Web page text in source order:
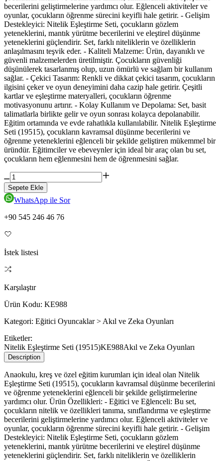
becerilerini geliştirmelerine yardımcı olur. Eğlenceli aktiviteler ve
oyunlar, çocukların öğrenme sürecini keyifli hale getirir. - Gelişim
Destekleyici: Nitelik Eşleştirme Seti, çocukların gözlem
yeteneklerini, mantık yürütme becerilerini ve eleştirel düşünme
yeteneklerini güçlendirir. Set, farklı niteliklerin ve özelliklerin
anlaşılmasını teşvik eder. - Kaliteli Malzeme: Ürün, dayanıklı ve
güvenli malzemelerden üretilmiştir. Çocukların güvenliği
düşünülerek tasarlanmış olup, uzun ömürlü ve sağlam bir kullanım
sağlar. - Çekici Tasarım: Renkli ve dikkat çekici tasarım, çocukların
ilgisini çeker ve oyun deneyimini daha cazip hale getirir. Çeşitli
kartlar ve eşleştirme materyalleri, çocukların öğrenme
motivasyonunu artırır. - Kolay Kullanım ve Depolama: Set, basit
talimatlarla birlikte gelir ve oyun sonrası kolayca depolanabilir.
Eğitim ortamında ve evde rahatlıkla kullanılabilir. Nitelik Eşleştirme
Seti (19515), çocukların kavramsal düşünme becerilerini ve
öğrenme yeteneklerini eğlenceli bir şekilde geliştiren mükemmel bir
üründür. Eğitimciler ve ebeveynler için ideal bir araç olan bu set,
çocukların hem eğlenmesini hem de öğrenmesini sağlar.
Sepete Ekle
WhatsApp ile Sor
+90 545 246 46 76
İstek listesi
Karşılaştır
Ürün Kodu: KE988
Kategori: Eğitici Oyuncaklar > Akıl ve Zeka Oyunları
Etiketler:
Nitelik Eşleştirme Seti (19515)KE988Akıl ve Zeka Oyunları
Description
Anaokulu, kreş ve özel eğitim kurumları için ideal olan Nitelik
Eşleştirme Seti (19515), çocukların kavramsal düşünme becerilerini
ve öğrenme yeteneklerini eğlenceli bir şekilde geliştirmelerine
yardımcı olur. Ürün Özellikleri: - Eğitici ve Eğlenceli: Bu set,
çocukların nitelik ve özellikleri tanıma, sınıflandırma ve eşleştirme
becerilerini geliştirmelerine yardımcı olur. Eğlenceli aktiviteler ve
oyunlar, çocukların öğrenme sürecini keyifli hale getirir. - Gelişim
Destekleyici: Nitelik Eşleştirme Seti, çocukların gözlem
yeteneklerini, mantık yürütme becerilerini ve eleştirel düşünme
yeteneklerini güçlendirir. Set, farklı niteliklerin ve özelliklerin